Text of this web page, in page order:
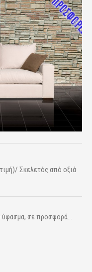
Σκελετός από οξιά
σε προσφορά...